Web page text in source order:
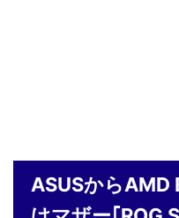
ASUSからAMD